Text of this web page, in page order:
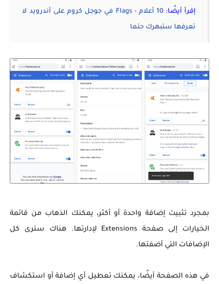
إقرأ أيضًا: 10 أعلام - Flags في جوجل كروم على أندرويد لا
تعرفها ستبهرك حتما
بمجرد تثبيت إضافة واحدة أو أكثر، يمكنك الذهاب من قائمة
الخيارات إلى صفحة Extensions لإدارتها. هناك سترى كل
الإضافات التي أضفتها.
في هذه الصفحة أيضًا، يمكنك تعطيل أي إضافة أو استكشاف